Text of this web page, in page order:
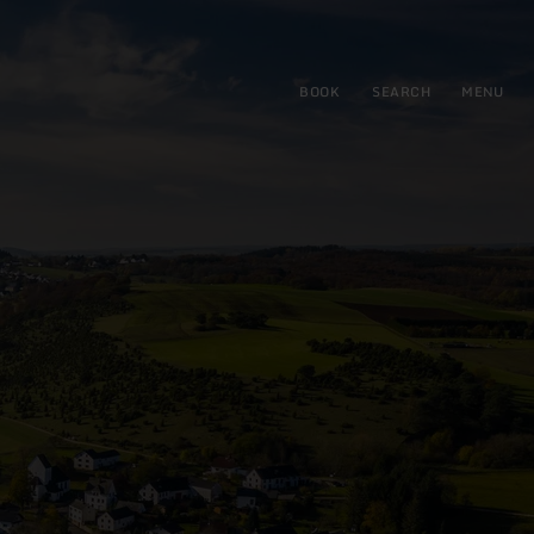
BOOK SEARCH MENU